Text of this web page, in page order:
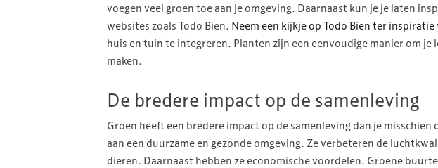
voegen veel groen toe aan je omgeving. Daarnaast kun je je laten
websites zoals Todo Bien. Neem een kijkje op Todo Bien ter inspiratie
huis en tuin te integreren. Planten zijn een eenvoudige manier om je
maken.
De bredere impact op de samenleving
Groen heeft een bredere impact op de samenleving dan je
aan een duurzame en gezonde omgeving. Ze verbeteren de
dieren. Daarnaast hebben ze economische voordelen. Groene